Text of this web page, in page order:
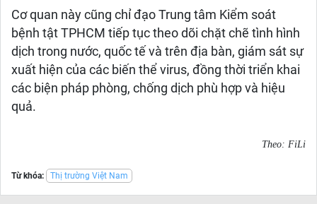
Cơ quan này cũng chỉ đạo Trung tâm Kiểm soát
bệnh tật TPHCM tiếp tục theo dõi chặt chẽ tình hình
dịch trong nước, quốc tế và trên địa bàn, giám sát sự
xuất hiện của các biến thể virus, đồng thời triển khai
các biện pháp phòng, chống dịch phù hợp và hiệu
quả.
Theo: FiLi
Từ khóa: Thị trường Việt Nam